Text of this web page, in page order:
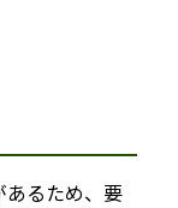
あるため、要